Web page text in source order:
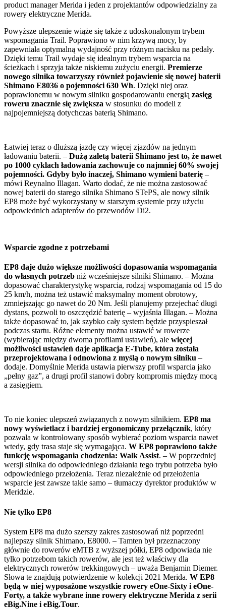
product manager Merida i jeden z projektantów odpowiedzialny za
rowery elektryczne Merida.
Powyższe ulepszenie wiąże się także z udoskonalonym trybem
wspomagania Trail. Poprawiono w nim krzywą mocy, by
zapewniała optymalną wydajność przy różnym nacisku na pedały.
Dzięki temu Trail wydaje się idealnym trybem wsparcia na
ścieżkach i sprzyja także niskiemu zużyciu energii. Premierze
nowego silnika towarzyszy również pojawienie się nowej baterii
Shimano E8036 o pojemności 630 Wh. Dzięki niej oraz
poprawionemu w nowym silniku gospodarowaniu energią zasięg
roweru znacznie się zwiększa w stosunku do modeli z
najpojemniejszą dotychczas baterią Shimano.
Łatwiej teraz o dłuższą jazdę czy więcej zjazdów na jednym
ładowaniu baterii. – Dużą zaletą baterii Shimano jest to, że nawet
po 1000 cyklach ładowania zachowuje co najmniej 60% swojej
pojemności. Gdyby było inaczej, Shimano wymieni baterię –
mówi Reynalno Illagan. Warto dodać, że nie można zastosować
nowej baterii do starego silnika Shimano STePS, ale nowy silnik
EP8 może być wykorzystany w starszym systemie przy użyciu
odpowiednich adapterów do przewodów Di2.
Wsparcie zgodne z potrzebami
EP8 daje dużo większe możliwości dopasowania wspomagania
do własnych potrzeb niż wcześniejsze silniki Shimano. – Można
dopasować charakterystykę wsparcia, rodzaj wspomagania od 15 do
25 km/h, można też ustawić maksymalny moment obrotowy,
zmniejszając go nawet do 20 Nm. Jeśli planujemy przejechać długi
dystans, pozwoli to oszczędzić baterię – wyjaśnia Illagan. – Można
także dopasować to, jak szybko cały system będzie przyspieszał
podczas startu. Różne elementy można ustawić w rowerze
(wybierając między dwoma profilami ustawień), ale więcej
możliwości ustawień daje aplikacja E-Tube, która została
przeprojektowana i odnowiona z myślą o nowym silniku –
dodaje. Domyślnie Merida ustawia pierwszy profil wsparcia jako
„pełny gaz”, a drugi profil stanowi dobry kompromis między mocą
a zasięgiem.
To nie koniec ulepszeń związanych z nowym silnikiem. EP8 ma
nowy wyświetlacz i bardziej ergonomiczny przełącznik, który
pozwala w kontrolowany sposób wybierać poziom wsparcia nawet
wtedy, gdy trasa staje się wymagająca. W EP8 poprawiono także
funkcję wspomagania chodzenia: Walk Assist. – W poprzedniej
wersji silnika do odpowiedniego działania tego trybu potrzeba było
odpowiedniego przełożenia. Teraz niezależnie od przełożenia
wsparcie jest zawsze takie samo – tłumaczy dyrektor produktów w
Meridzie.
Nie tylko EP8
System EP8 ma dużo szerszy zakres zastosowań niż poprzedni
najlepszy silnik Shimano, E8000. – Tamten był przeznaczony
głównie do rowerów eMTB z wyższej półki, EP8 odpowiada nie
tylko potrzebom takich rowerów, ale jest też właściwy dla
elektrycznych rowerów trekkingowych – uważa Benjamin Diemer.
Słowa te znajdują potwierdzenie w kolekcji 2021 Merida. W EP8
będą w niej wyposażone wszystkie rowery eOne-Sixty i eOne-
Forty, a także wybrane inne rowery elektryczne Merida z serii
eBig.Nine i eBig.Tour.